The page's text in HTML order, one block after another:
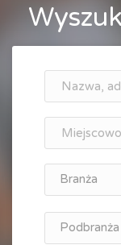
Branża
Podbranża